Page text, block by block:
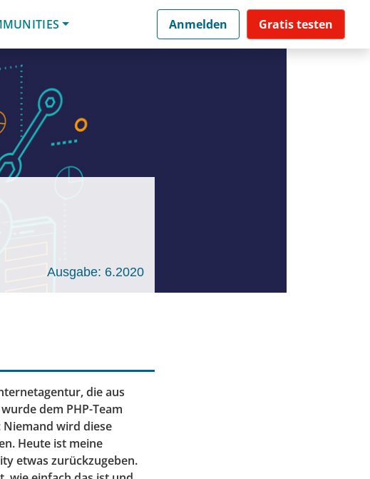
Anmelden Gratis testen
Ausgabe: 6.2020
die aus
dem PHP-Team
wird diese
Heute ist meine
etwas zurückzugeben.